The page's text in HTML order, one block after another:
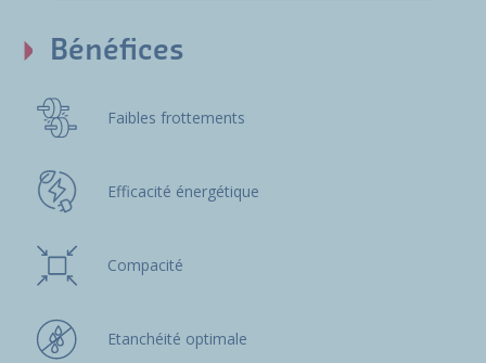
Bénéfices
Faibles frottements
Efficacité énergétique
Compacité
Etanchéité optimale